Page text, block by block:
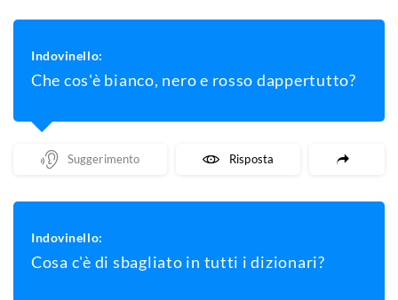
Indovinello:
Che cos'è bianco, nero e rosso dappertutto?
Mostra Un Suggerimento Mostra La Risposta
Indovinello:
Cosa c'è di sbagliato in tutti i dizionari?